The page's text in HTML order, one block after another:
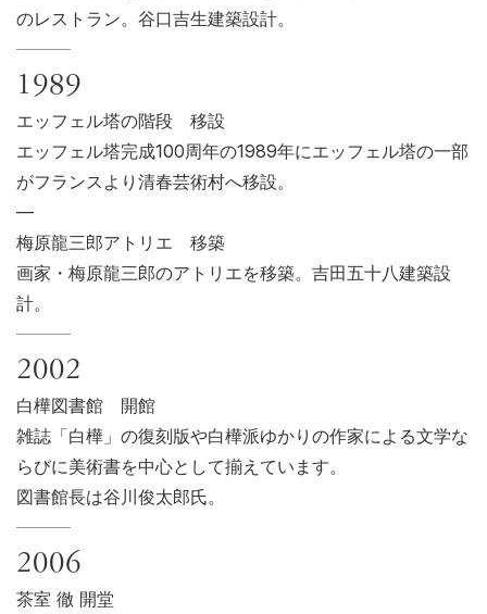
のレストラン。谷口吉生建築設計。
1989
エッフェル塔の階段 移設
エッフェル塔完成100周年の1989年にエッフェル塔の一部
がフランスより清春芸術村へ移設。
—
梅原龍三郎アトリエ 移築
画家・梅原龍三郎のアトリエを移築。吉田五十八建築設
計。
2002
白樺図書館 開館
雑誌「白樺」の復刻版や白樺派ゆかりの作家による文学な
らびに美術書を中心として揃えています。
図書館長は谷川俊太郎氏。
2006
茶室 徹 開堂